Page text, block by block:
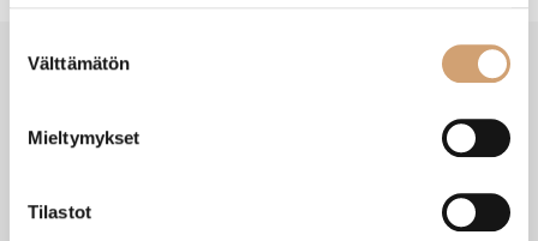
valinta
Välttämätön
Mieltymykset
Tilastot